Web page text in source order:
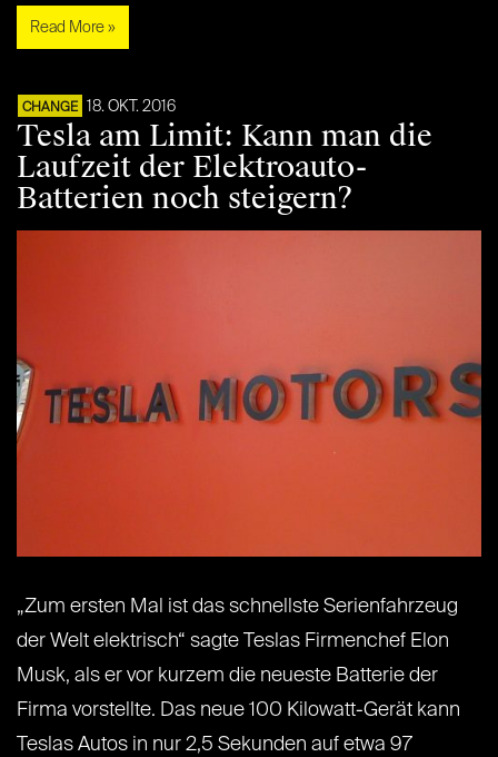
Read More »
CHANGE 18. OKT. 2016
Tesla am Limit: Kann man die
Laufzeit der Elektroauto-
Batterien noch steigern?
„Zum ersten Mal ist das schnellste Serienfahrzeug
der Welt elektrisch“ sagte Teslas Firmenchef Elon
Musk, als er vor kurzem die neueste Batterie der
Firma vorstellte. Das neue 100 Kilowatt-Gerät kann
Teslas Autos in nur 2,5 Sekunden auf etwa 97